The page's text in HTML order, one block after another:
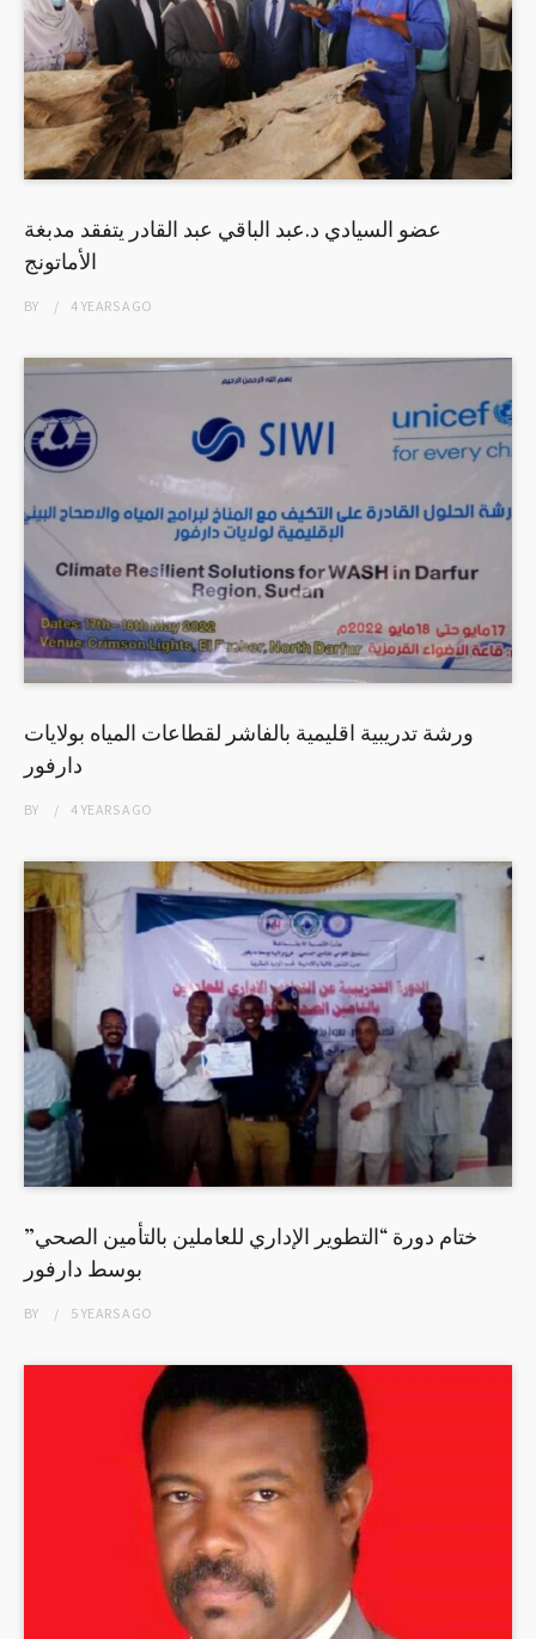
عضو السيادي د.عبد الباقي عبد القادر يتفقد مدبغة
الأماتونج
BY 4 YEARSAGO
ورشة تدريبية اقليمية بالفاشر لقطاعات المياه بولايات
دارفور
BY 4 YEARSAGO
ختام دورة “التطوير الإداري للعاملين بالتأمين الصحي”
بوسط دارفور
BY 5 YEARSAGO